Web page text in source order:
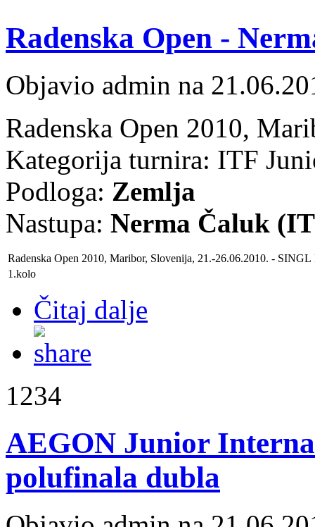
Radenska Open -
Objavio admin na
Radenska Open 2010,
Kategorija turnira: ITF
Podloga: Zemlja
Nastupa: Nerma Čaluk
Radenska Open 2010, Maribor, Slovenija, 21.-26.06.2010. - SINGL
1.kolo
Čitaj dalje
1234
AEGON Junior
polufinala dubla